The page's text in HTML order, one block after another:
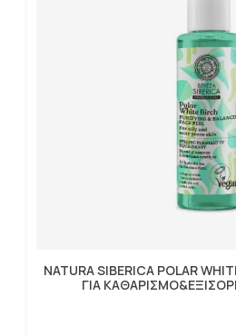
NATURA SIBERICA POLAR
ΓΙΑ